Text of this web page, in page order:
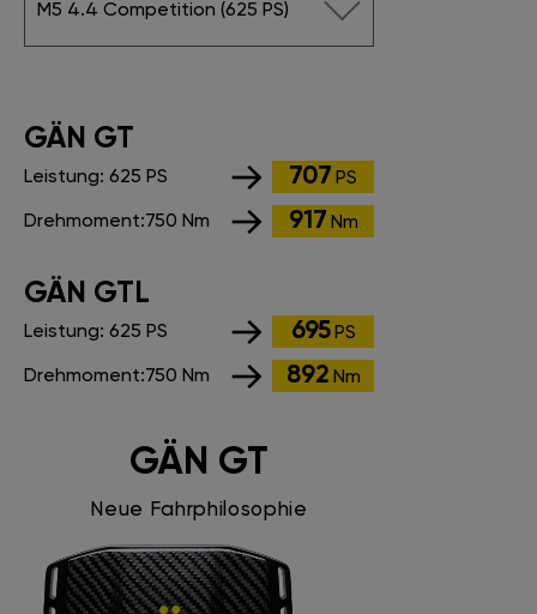
M5 4.4 Competition (625 PS)
GÄN GT
Leistung: 625 PS 707 PS
Drehmoment:750 Nm 917 Nm
GÄN GTL
Leistung: 625 PS 695 PS
Drehmoment:750 Nm 892 Nm
GÄN GT
Neue Fahrphilosophie